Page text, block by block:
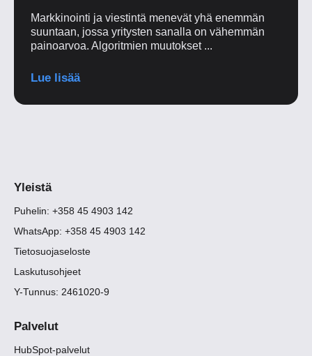
Markkinointi ja viestintä menevät yhä enemmän
suuntaan, jossa yritysten sanalla on vähemmän
painoarvoa. Algoritmien muutokset ...
Lue lisää
Yleistä
Puhelin: +358 45 4903 142
WhatsApp: +358 45 4903 142
Tietosuojaseloste
Laskutusohjeet
Y-Tunnus: 2461020-9
Palvelut
HubSpot-palvelut